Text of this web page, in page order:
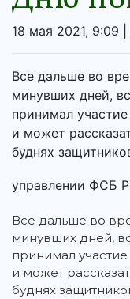
18 мая 2021, 9:09 |
Все дальше во
минувших дней,
принимал
и может
буднях
управлении ФСБ
Все дальше во
минувших дней,
принимал
и может
буднях